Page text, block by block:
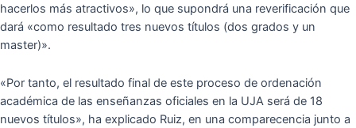
hacerlos más atractivos», lo que supondrá una reverificación que
dará «como resultado tres nuevos títulos (dos grados y un
master)».
«Por tanto, el resultado final de este proceso de ordenación
académica de las enseñanzas oficiales en la UJA será de 18
nuevos títulos», ha explicado Ruiz, en una comparecencia junto a